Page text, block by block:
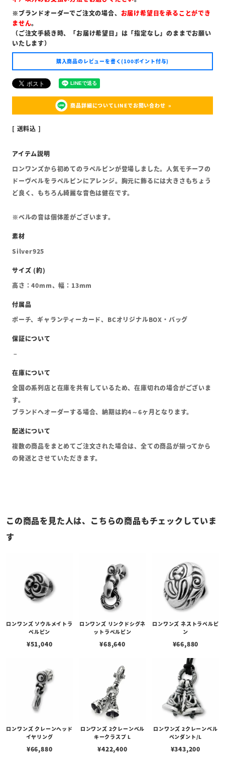
※ブランドオーダーでご注文の場合、 お届け希望日を承ることができ
ません。
（ご注文手続き時、「お届け希望日」は「指定なし」のままでお願い
いたします）
購入商品のレビューを書く(100ポイント付与)
商品詳細についてLINEでお問い合わせ
送料込
ロンワンズから初めてのラペルピンが登場しました。人気モチーフの
ドーヴベルをラペルピンにアレンジ。胸元に飾るには大きさもちょう
ど良く、もちろん綺麗な音色は健在です。
※ベルの音は個体差がございます。
Silver925
高さ：40mm、幅：13mm
ポーチ、ギャランティーカード、BCオリジナルBOX・バッグ
全国の系列店と在庫を共有しているため、在庫切れの場合がございま
す。
ブランドへオーダーする場合、納期は約4～6ヶ月となります。
複数の商品をまとめてご注文された場合は、全ての商品が揃ってから
の発送とさせていただきます。
この商品を見た人は、こちらの商品もチェックしていま
す
ロンワンズ ソウルメイトラ
ペルピン
¥51,040
ロンワンズ リンクドシグネ
ットラペルピン
¥68,640
ロンワンズ ネストラペルピ
ン
¥66,880
ロンワンズ クレーンヘッド
イヤリング
¥66,880
ロンワンズ 2クレーンベル
キークラスプ L
¥422,400
ロンワンズ 2クレーンベル
ペンダント/L
¥343,200